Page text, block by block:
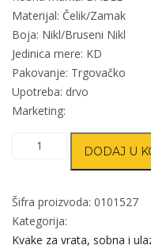
Materijal: Čelik/Zamak
Boja: Nikl/Bruseni Nikl
Jedinica mere: KD
Pakovanje: Trgovačko
Upotreba: drvo
Marketing:
Kvaka
vrata
GRUŽA
količina
DODAJ U
Šifra proizvoda: 0101527
Kategorija:
Kvake za vrata, sobna i